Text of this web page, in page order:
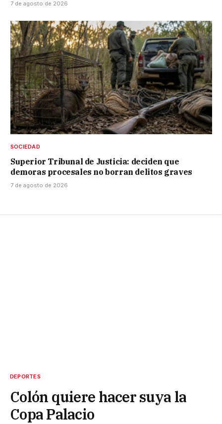
7 de agosto de 2026
SOCIEDAD
Superior Tribunal de Justicia: deciden que
demoras procesales no borran delitos graves
7 de agosto de 2026
DEPORTES
Colón quiere hacer suya la
Copa Palacio